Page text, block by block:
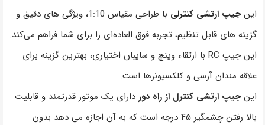
اینجیپ ارتشی کنترلی
با طراحی مقیاس 1:10، ویژگی های دقیق و
گزینه های قابل تنظیم، تجربه فوق العاده‌ای را برای شما فراهم می‌کند.
این جیپ RC با ارتقاء وینچ و سایبان اختیاری، بهترین گزینه برای
علاقه مندان آرسی و کلکسیونرها است.
اینجیپ ارتشی کنترل از راه دور دارای یک موتور قدرتمند و قابلیت
بالا رفتن چشمگیر ۴۵ درجه است که به آن اجازه می دهد بدون